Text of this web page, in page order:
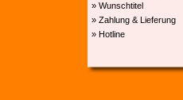
» Wunschtitel
» Zahlung & Lieferung
» Hotline